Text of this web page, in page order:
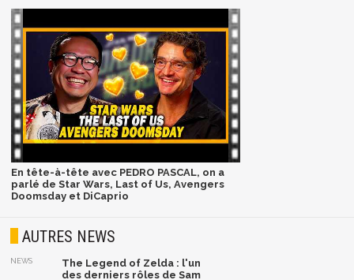
En tête-à-tête avec PEDRO PASCAL, on a
parlé de Star Wars, Last of Us, Avengers
Doomsday et DiCaprio
AUTRES NEWS
NEWS
The Legend of Zelda : l'un
des derniers rôles de Sam